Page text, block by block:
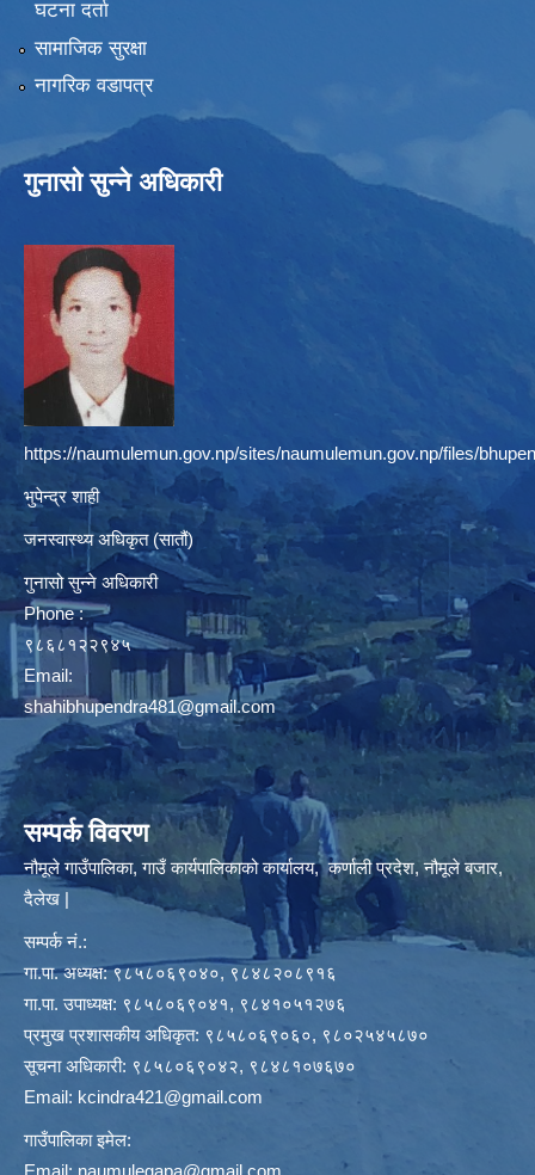
घटना दर्ता
सामाजिक सुरक्षा
नागरिक वडापत्र
गुनासो सुन्ने अधिकारी
https://naumulemun.gov.np/sites/naumulemun.gov.np/files/
भुपेन्द्र शाही
जनस्वास्थ्य अधिकृत (सातौं)
गुनासो सुन्ने अधिकारी
Phone :
९८६८१२२९४५
Email:
shahibhupendra481@gmail.com
सम्पर्क विवरण
नौमूले गाउँपालिका, गाउँ कार्यपालिकाको कार्यालय, कर्णाली प्रदेश, नौमूले बजार,
दैलेख |
सम्पर्क नं.:
गा.पा. अध्यक्ष: ९८५८०६९०४०, ९८४८२०८९१६
गा.पा. उपाध्यक्ष: ९८५८०६९०४१, ९८४१०५१२७६
प्रमुख प्रशासकीय अधिकृत: ९८५८०६९०६०, ९८०२५४५८७०
सूचना अधिकारी: ९८५८०६९०४२, ९८४८१०७६७०
Email: kcindra421@gmail.com
गाउँपालिका इमेल:
Email: naumulegapa@gmail.com